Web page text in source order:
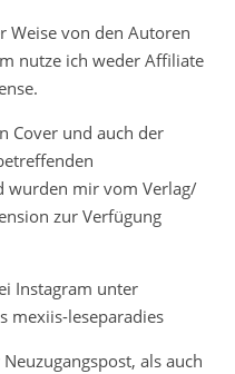
Weise von den Autoren
nutze ich weder Affiliate
Cover und auch der
wurden mir vom Verlag/
zur Verfügung
Instagram unter
mexiis-leseparadies
als auch